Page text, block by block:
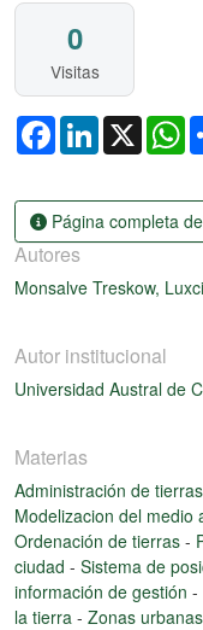
0
Visitas
FacebookLinkedIn
X
Página completa
Autores
Monsalve Treskow,
Autor institucional
Universidad Austral de
Materias
Administración de tierras
Modelizacion del medio
Ordenación de tierras -
ciudad - Sistema de
información de gestión -
la tierra - Zonas urbanas